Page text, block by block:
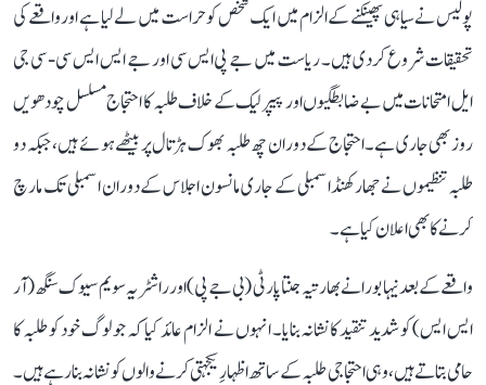
پولیس نے سیاہی پھینکنے کے الزام میں ایک شخص کو حراست میں لے لیا ہے اور واقعے کی
تحقیقات شروع کر دی ہیں۔ ریاست میں جے پی ایس سی اور جے ایس ایس سی - سی جی
ایل امتحانات میں بے ضابطگیوں اور پیپر لیک کے خلاف طلبہ کا احتجاج مسلسل چودھویں
روز بھی جاری ہے۔ احتجاج کے دوران چھ طلبہ بھوک ہڑتال پر بیٹھے ہوئے ہیں، جبکہ دو
طلبہ تنظیموں نے جھارکھنڈ اسمبلی کے جاری مانسون اجلاس کے دوران اسمبلی تک مارچ
کرنے کا بھی اعلان کیا ہے۔
واقعے کے بعد نیہا بورا نے بھارتیہ جنتا پارٹی (بی جے پی) اور راشٹریہ سویم سیوک سنگھ (آر
ایس ایس) کو شدید تنقید کا نشانہ بنایا۔ انہوں نے الزام عائد کیا کہ جو لوگ خود کو طلبہ کا
حامی بتاتے ہیں، وہی احتجاجی طلبہ کے ساتھ اظہارِ یکجہتی کرنے والوں کو نشانہ بنا رہے ہیں۔